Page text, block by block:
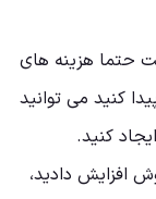
حتما هزینه های
کنید می توانید
کنید.
افزایش دادید،